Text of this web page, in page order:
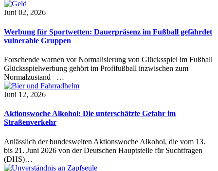
Juni 02, 2026
Werbung für Sportwetten: Dauerpräsenz im Fußball gefährdet
vulnerable Gruppen
Forschende warnen vor Normalisierung von Glücksspiel im Fußball
Glücksspielwerbung gehört im Profifußball inzwischen zum
Normalzustand –…
Juni 12, 2026
Aktionswoche Alkohol: Die unterschätzte Gefahr im
Straßenverkehr
Anlässlich der bundesweiten Aktionswoche Alkohol, die vom 13.
bis 21. Juni 2026 von der Deutschen Hauptstelle für Suchtfragen
(DHS)…